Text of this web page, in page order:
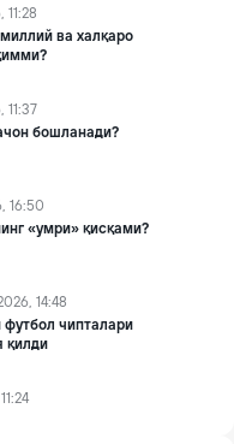
11:28
ва халқаро
11:37
бошланади?
16:50
«умри» қисқами?
14:48
футбол чипталари
қилди